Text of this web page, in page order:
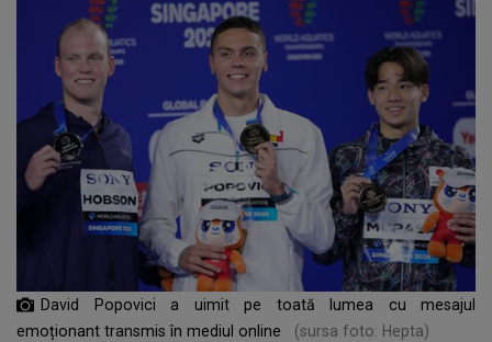
David Popovici a uimit pe toată lumea cu mesajul
emoționant transmis în mediul online
(sursa foto: Hepta)